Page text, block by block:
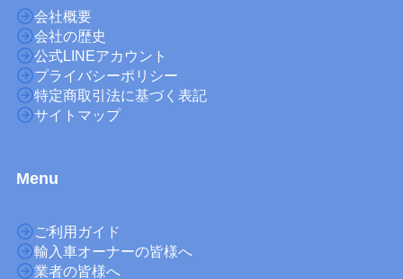
会社概要
会社の歴史
公式LINEアカウント
プライバシーポリシー
特定商取引法に基づく表記
サイトマップ
Menu
ご利用ガイド
輸入車オーナーの皆様へ
業者の皆様へ